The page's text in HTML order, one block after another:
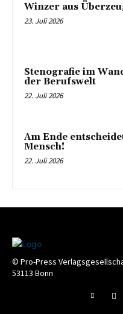
Winzer aus
23. Juli 2026
Stenografie im
der Berufswelt
22. Juli 2026
Am Ende
Mensch!
22. Juli 2026
© Pro-Press
53113 Bonn